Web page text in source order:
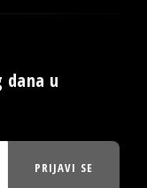
dana u
PRIJAVI SE